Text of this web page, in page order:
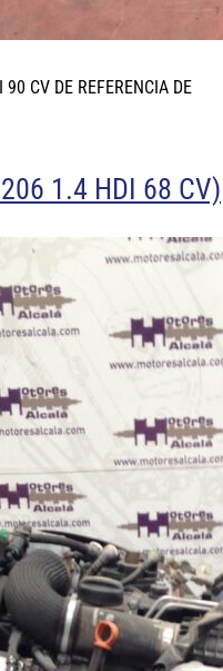
90 CV DE REFERENCIA DE
1.4 HDI 68 CV)